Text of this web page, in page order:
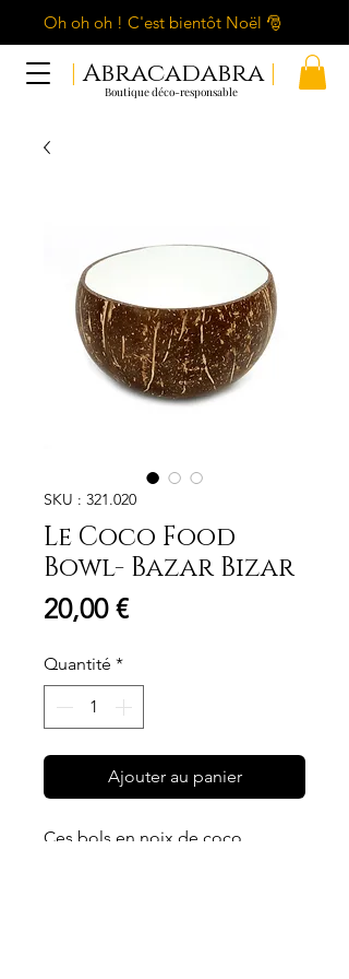
Oh oh oh ! C'est bientôt Noël 🎅
| Abracadabra |
Boutique déco-responsable
SKU : 321.020
Le Coco Food
Bowl- Bazar Bizar
20,00 €Prix
Quantité *
Ajouter au panier
Ces bols en noix de coco